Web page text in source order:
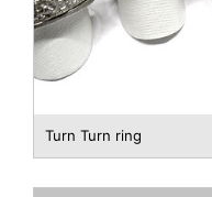
Turn Turn ring